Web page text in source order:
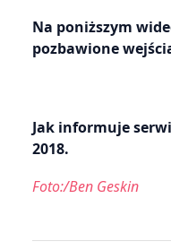
Na poniższym
pozbawione
Jak informuje
2018.
Foto:/Ben Geskin